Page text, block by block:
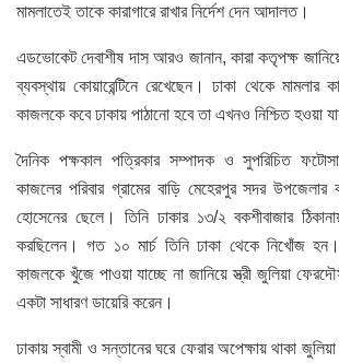
মামলাতেই তাকে কারাগারে রাখার নির্দেশ দেন আদালত।
এডভোকেট দেবাশীষ দাস আরও জানান, কারা কতৃপক্ষ
ব্যবস্থায় কোয়ারেন্টিনে রেখেছেন। ঢাকা থেকে
কাজলকে কবে ঢাকায় পাঠানো হবে তা এখনও নিশ্চিত হওয়া
দৈনিক পক্ষকাল পত্রিকার সম্পাদক ও সুপরিচিত
কাজলের পরিবার গ্রামের বাড়ি মেহেরপুর সদর উপজেলার
হোসেনের ছেলে। তিনি ঢাকার ১৩/২ বকশীবাজার
করছিলেন। গত ১০ মার্চ তিনি ঢাকা থেকে নিখোঁজ
কাজলকে খুঁজে পাওয়া যাচ্ছে না জানিয়ে স্ত্রী জুলিয়া
একটা সাধারণ ডায়েরি করেন।
ঢাকায় স্বামী ও সন্তানের ঘরে ফেরার অপেক্ষায় থাকা